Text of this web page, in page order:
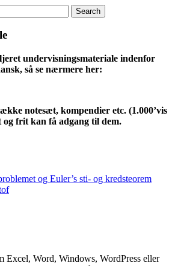
undervisningsmateriale indenfor
så se nærmere her:
notesæt, kompendier etc. (1.000’vis
og frit kan få adgang til dem.
og Euler’s sti- og kredsteorem
Excel, Word, Windows, WordPress eller